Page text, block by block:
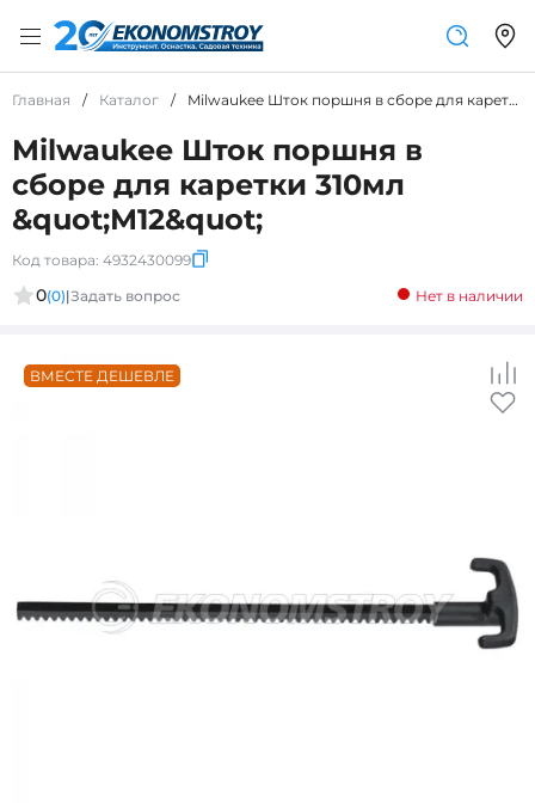
Главная / Каталог / Milwaukee Шток поршня в сборе для каретки 310мл &amp;quot;М12&amp;quot;
Milwaukee Шток поршня в
сборе для каретки 310мл
&quot;М12&quot;
Код товара: 4932430099
0(0)|Задать вопрос Нет в наличии
ВМЕСТЕ ДЕШЕВЛЕ